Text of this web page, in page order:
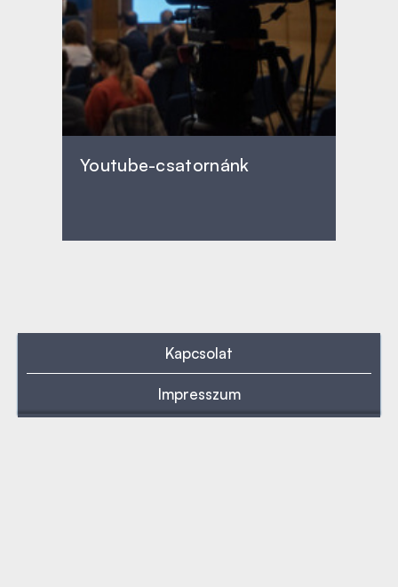
Youtube-csatornánk
Kapcsolat
Impresszum